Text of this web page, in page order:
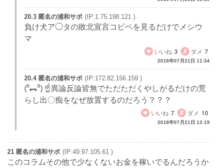
20.3 匿名の浦和サポ (IP:1.75.198.121 )
負け犬ア◯タの敗北宣言コピペを見るだけでメシウ
マ
いいね 3 ダメ 7
2018年07月21日 11:34
20.4 匿名の浦和サポ (IP:172.82.156.159 )
(⁰︻⁰) ☝異論反論皆無でただただくやしがるだけの荒
らし出〇痴をなぜ放置するのだろう？？？
いいね 7 ダメ 10
2018年07月21日 12:19
21 匿名の浦和サポ (IP:49.97.105.61 )
このコラムその他で少なくないお金を稼いでるんだろうか